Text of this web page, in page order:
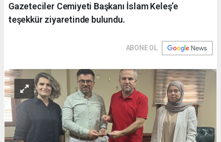
Gazeteciler Cemiyeti Başkanı İslam Keleş’e
teşekkür ziyaretinde bulundu.
ABONE OL